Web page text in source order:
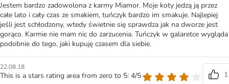
Jestem bardzo zadowolona z karmy Miamor. Moje koty jedzą ją przez
całe lato i cały czas ze smakiem, tuńczyk bardzo im smakuje. Najlepiej
jeśli jest schłodzony, wtedy świetnie się sprawdza jak na dworze jest
gorąco. Karmie nie mam nic do zarzucenia. Tuńczyk w galaretce wygląda
podobnie do tego, jaki kupuję czasem dla siebie.
22.08.18
This is a stars rating area from zero to 5: 4/5
1